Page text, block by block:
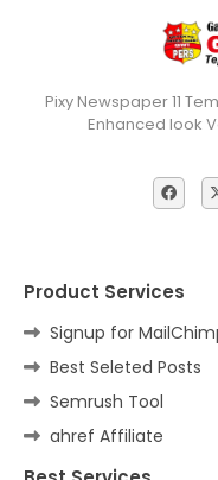
Pixy Newspaper 11
Enhanced look
Product Services
Signup for
Best Seleted Posts
Semrush Tool
ahref Affiliate